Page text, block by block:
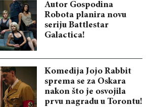
Autor Gospodina
Robota planira novu
seriju Battlestar
Galactica!
Komedija Jojo Rabbit
sprema se za Oskara
nakon što je osvojila
prvu nagradu u Torontu!